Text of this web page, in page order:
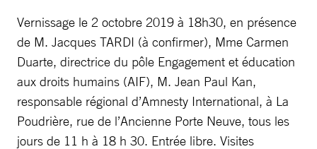
Vernissage le 2 octobre 2019 à 18h30, en présence
de M. Jacques TARDI (à confirmer), Mme Carmen
Duarte, directrice du pôle Engagement et éducation
aux droits humains (AIF), M. Jean Paul Kan,
responsable régional d’Amnesty International, à La
Poudrière, rue de l’Ancienne Porte Neuve, tous les
jours de 11 h à 18 h 30. Entrée libre. Visites